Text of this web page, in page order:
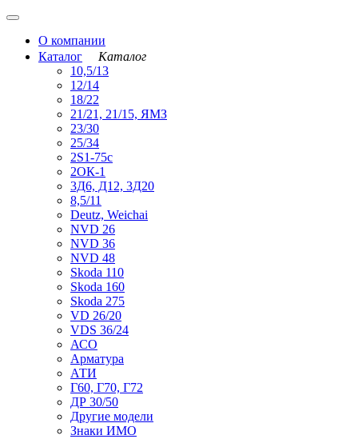
О компании
Каталог
Каталог
10,5/13
12/14
18/22
21/21, 21/15, ЯМЗ
23/30
25/34
2S1-75с
2ОК-1
3Д6, Д12, 3Д20
8,5/11
Deutz, Weichai
NVD 26
NVD 36
NVD 48
Skoda 110
Skoda 160
Skoda 275
VD 26/20
VDS 36/24
АСО
Арматура
АТИ
Г60, Г70, Г72
ДР 30/50
Другие модели
Знаки ИМО